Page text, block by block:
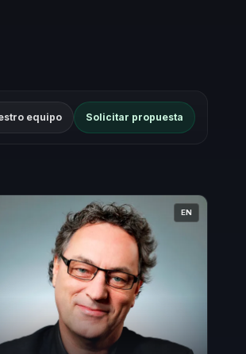
equipo Solicitar propuesta
EN